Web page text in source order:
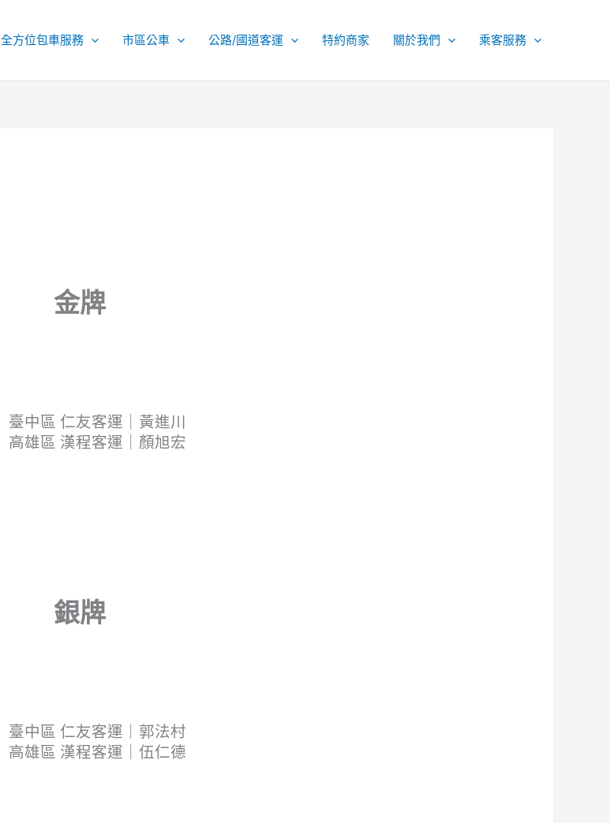
全方位包車服務 市區公車 公路/國道客運 特約商家 關於我們 乘客服務
金牌
臺中區 仁友客運｜黃進川
高雄區 漢程客運｜顏旭宏
銀牌
臺中區 仁友客運｜郭法村
高雄區 漢程客運｜伍仁德